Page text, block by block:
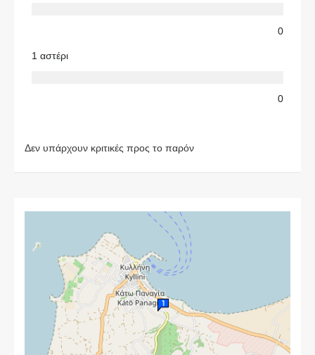
0
1 αστέρι
0
Δεν υπάρχουν κριτικές προς το παρόν